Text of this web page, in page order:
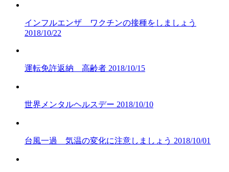
インフルエンザ ワクチンの接種をしましょう
2018/10/22
運転免許返納 高齢者 2018/10/15
世界メンタルヘルスデー 2018/10/10
台風一過 気温の変化に注意しましょう 2018/10/01